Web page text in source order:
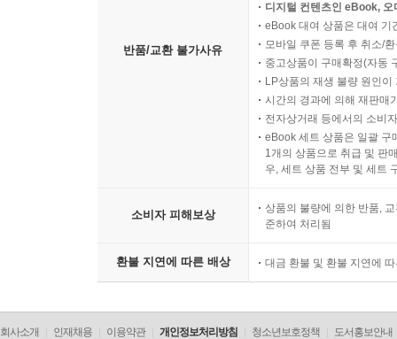
반품/교환 불가사유
디지털 컨텐츠인 eBook,
eBook 대여 상품은 대여 기
모바일 쿠폰 등록 후 취소/
중고상품이 구매확정(자동
LP상품의 재생 불량 원인
시간의 경과에 의해 재판매
전자상거래 등에서의 소비
eBook 세트 상품은 일괄 구
1개의 상품으로 취급 및 판
우, 세트 상품 전부 및 세트
소비자 피해보상
상품의 불량에 의한 반품,
준하여 처리됨
환불 지연에 따른 배상 대금 환불 및 환불 지연에
회사소개 인재채용 이용약관 개인정보처리방침 청소년보호정책 도서홍보안내